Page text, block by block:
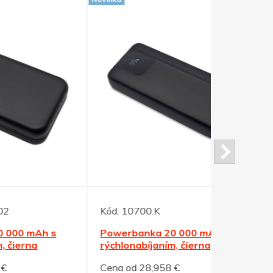
10700.K
Powerbanka 20 000 mAh s
rýchlonabíjaním, čierna
Cena od 28,958 €